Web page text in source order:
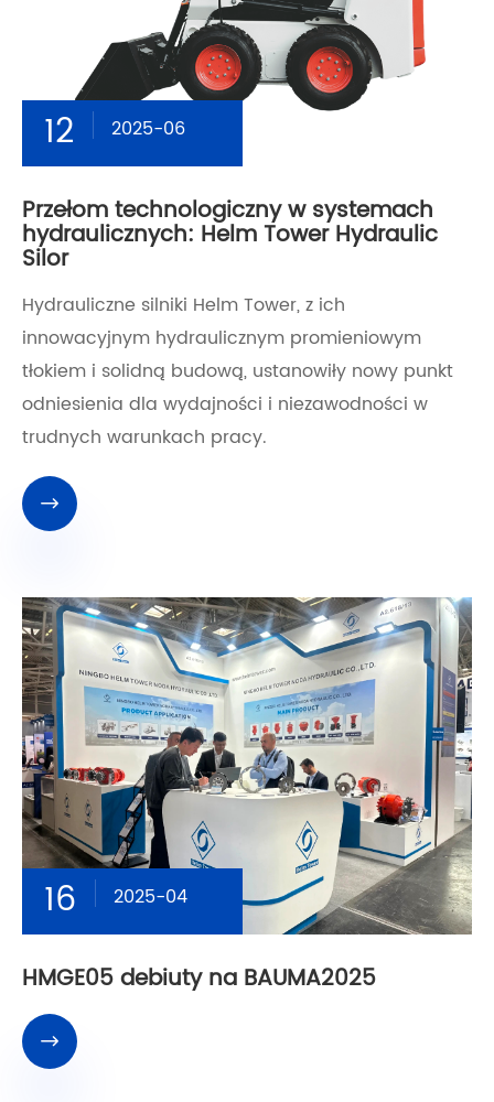
12 2025-06
Przełom technologiczny w systemach
hydraulicznych: Helm Tower Hydraulic
Silor
Hydrauliczne silniki Helm Tower, z ich
innowacyjnym hydraulicznym promieniowym
tłokiem i solidną budową, ustanowiły nowy punkt
odniesienia dla wydajności i niezawodności w
trudnych warunkach pracy.

16 2025-04
HMGE05 debiuty na BAUMA2025
